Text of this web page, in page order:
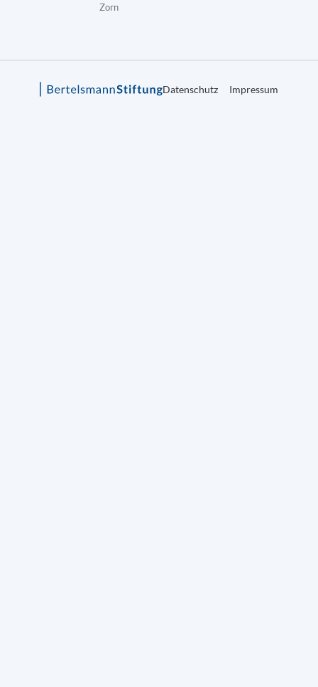
Zorn
Datenschutz Impressum